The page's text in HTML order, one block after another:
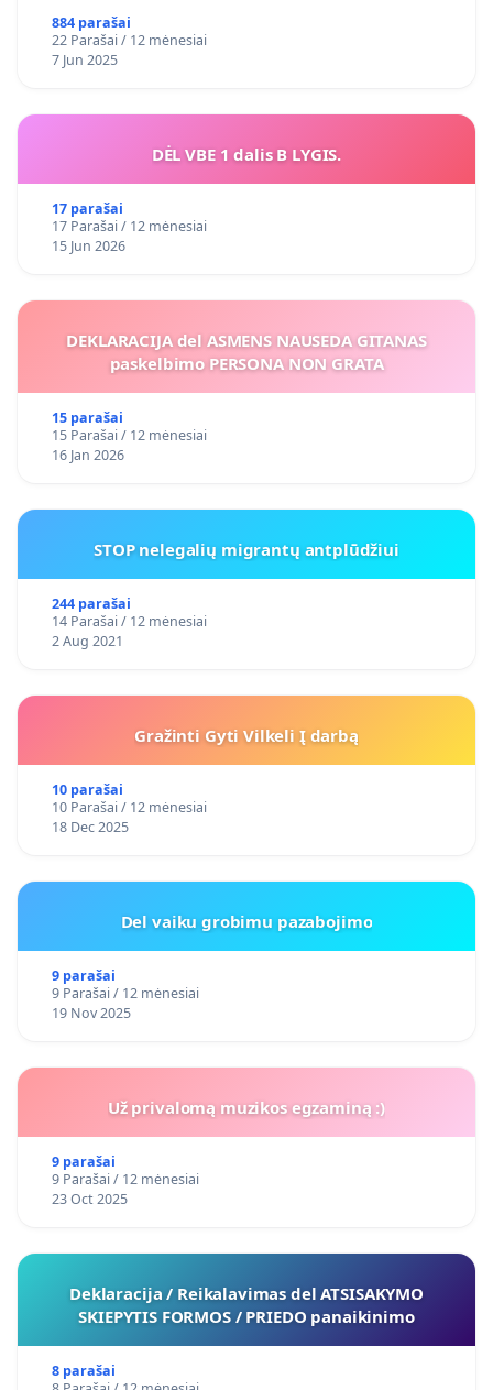
884 parašai
22 Parašai / 12 mėnesiai
7 Jun 2025
DĖL VBE 1 dalis B LYGIS.
17 parašai
17 Parašai / 12 mėnesiai
15 Jun 2026
DEKLARACIJA del ASMENS NAUSEDA GITANAS
paskelbimo PERSONA NON GRATA
15 parašai
15 Parašai / 12 mėnesiai
16 Jan 2026
STOP nelegalių migrantų antplūdžiui
244 parašai
14 Parašai / 12 mėnesiai
2 Aug 2021
Gražinti Gyti Vilkeli Į darbą
10 parašai
10 Parašai / 12 mėnesiai
18 Dec 2025
Del vaiku grobimu pazabojimo
9 parašai
9 Parašai / 12 mėnesiai
19 Nov 2025
Už privalomą muzikos egzaminą :)
9 parašai
9 Parašai / 12 mėnesiai
23 Oct 2025
Deklaracija / Reikalavimas del ATSISAKYMO
SKIEPYTIS FORMOS / PRIEDO panaikinimo
8 parašai